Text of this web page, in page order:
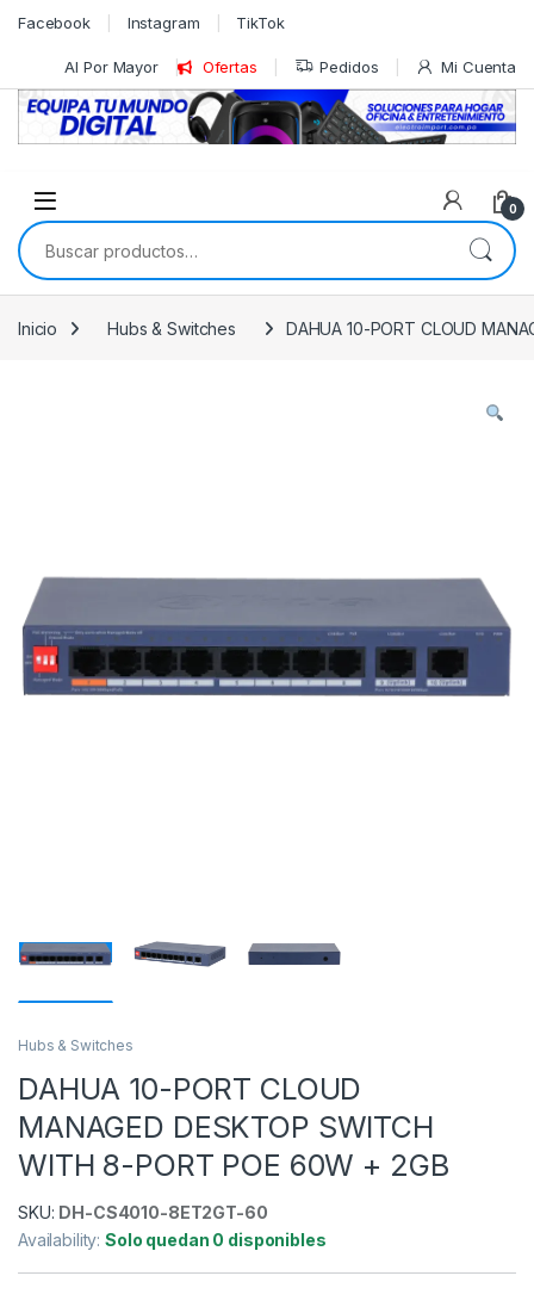
Skip to navigation
Skip to content
Facebook Instagram TikTok
Al Por Mayor Ofertas Pedidos Mi Cuenta
0
Buscar por:
Inicio Hubs & Switches DAHUA 10-PORT CLOUD
Hubs & Switches
DAHUA 10-PORT CLOUD
MANAGED DESKTOP SWITCH
WITH 8-PORT POE 60W + 2GB
SKU: DH-CS4010-8ET2GT-60
Availability:Solo quedan 0 disponibles